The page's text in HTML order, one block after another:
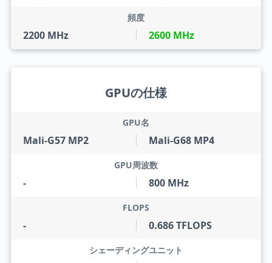
2200 MHz
頻度
2600 MHz
GPUの仕様
Mali-G57 MP2
GPU名
Mali-G68 MP4
-
GPU周波数
800 MHz
-
FLOPS
0.686 TFLOPS
シェーディングユニット